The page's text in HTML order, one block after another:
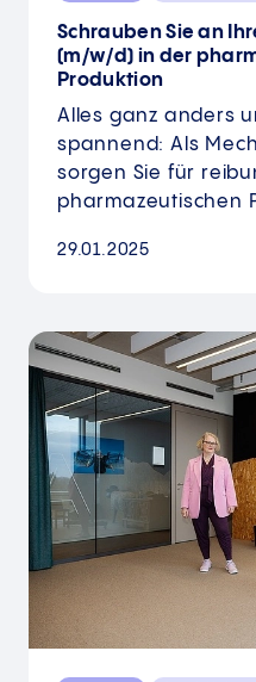
Schrauben Sie an
(m/w/d) in der
Produktion
Alles ganz anders
spannend: Als
sorgen Sie für
pharmazeutischen
29.01.2025